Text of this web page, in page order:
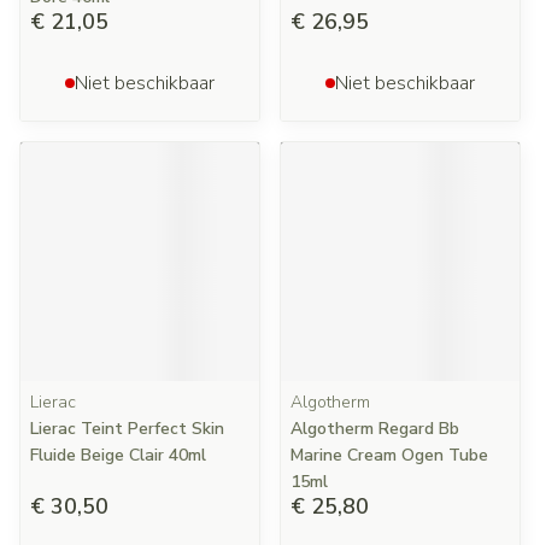
€ 21,05
Niet beschikbaar
€ 26,95
Niet beschikbaar
Lierac
Lierac Teint Perfect Skin
Fluide Beige Clair 40ml
€ 30,50
Algotherm
Algotherm Regard Bb
Marine Cream Ogen Tube
15ml
€ 25,80